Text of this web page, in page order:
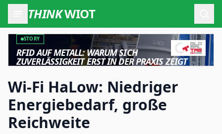
THINKWIOT
STORY
RFID AUF METALL: WARUM SICH
ZUVERLÄSSIGKEIT ERST IN DER PRAXIS ZEIGT
Wi-Fi HaLow: Niedriger
Energiebedarf, große
Reichweite